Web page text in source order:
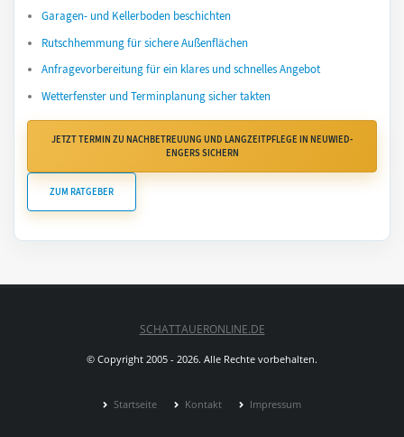
Garagen- und Kellerboden beschichten
Rutschhemmung für sichere Außenflächen
Anfragevorbereitung für ein klares und schnelles Angebot
Wetterfenster und Terminplanung sicher takten
JETZT TERMIN ZU NACHBETREUUNG UND LANGZEITPFLEGE IN NEUWIED-
ENGERS SICHERN
ZUM RATGEBER
SCHATTAUERONLINE.DE
© Copyright 2005 - 2026. Alle Rechte vorbehalten.
Startseite Kontakt Impressum